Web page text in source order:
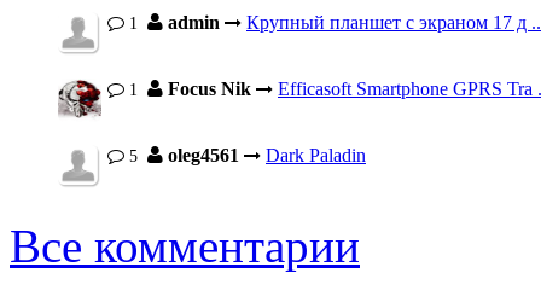
1 admin Крупный планшет с экраном 17 д
1 Focus Nik Efficasoft Smartphone GPRS Tra
5 oleg4561 Dark Paladin
Все комментарии